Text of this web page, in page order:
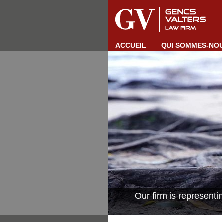
ACCUEIL QUI SOMMES-
Our firm is